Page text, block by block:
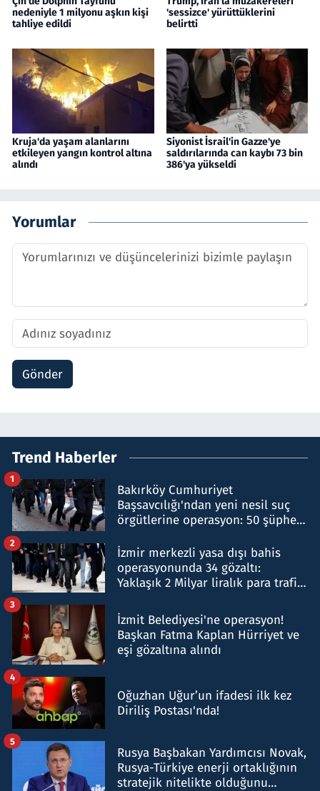
nedeniyle 1 milyonu aşkın kişi
tahliye edildi
'sessizce' yürüttüklerini
belirtti
Kruja'da yaşam alanlarını
etkileyen yangın kontrol altına
alındı
Siyonist İsrail'in Gazze'ye
saldırılarında can kaybı 73 bin
386'ya yükseldi
Yorumlar
Gönder
Trend Haberler
Bakırköy Cumhuriyet
Başsavcılığı'ndan yeni nesil suç
örgütlerine operasyon: 50 şüpheli
1
İzmir merkezli yasa dışı bahis
operasyonunda 34 gözaltı:
Yaklaşık 2 Milyar liralık para trafiği
2
İzmit Belediyesi'ne operasyon!
Başkan Fatma Kaplan Hürriyet ve
eşi gözaltına alındı
3
Oğuzhan Uğur’un ifadesi ilk kez
Diriliş Postası'nda!
4
Rusya Başbakan Yardımcısı Novak,
Rusya-Türkiye enerji ortaklığının
stratejik nitelikte olduğunu
5